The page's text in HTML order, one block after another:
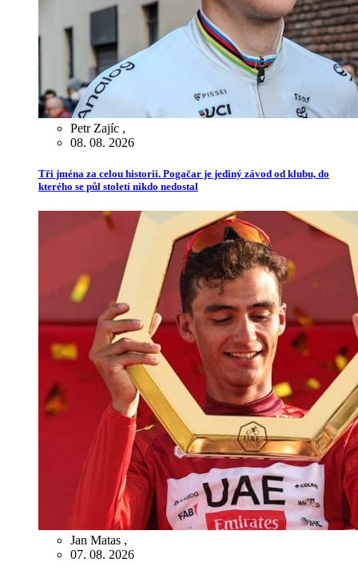
Petr Zajíc ,
08. 08. 2026
Tři jména za celou historii. Pogačar je jediný závod od klubu, do
kterého se půl století nikdo nedostal
Jan Matas ,
07. 08. 2026